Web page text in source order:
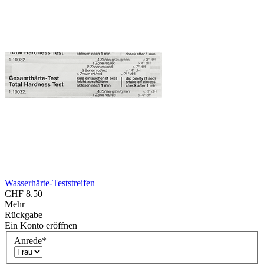
Wasserhärte-Teststreifen
CHF 8.50
Mehr
Rückgabe
Ein Konto eröffnen
Anrede*